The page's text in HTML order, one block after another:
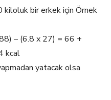
kiloluk bir erkek için Örnek
– (6.8 x 27) = 66 +
kcal
yatacak olsa